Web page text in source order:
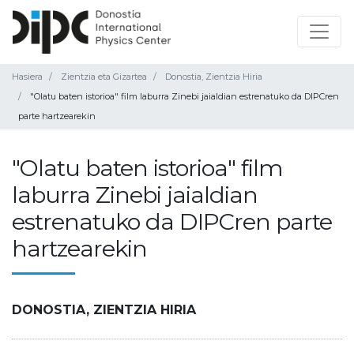
Hasiera Zientzia eta Gizartea
Donostia, Zientzia Hiria
"Olatu baten istorioa" film laburra Zinebi jaialdian estrenatuko da DIPCren
parte hartzearekin
"Olatu baten istorioa" film
laburra Zinebi jaialdian
estrenatuko da DIPCren parte
hartzearekin
DONOSTIA, ZIENTZIA HIRIA